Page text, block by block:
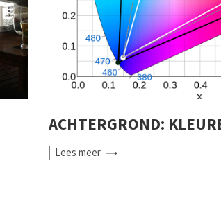
ACHTERGROND:
Leesmeer